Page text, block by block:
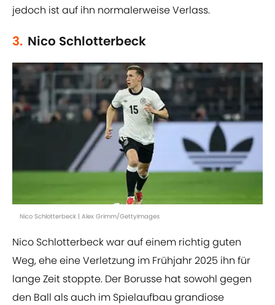
jedoch ist auf ihn normalerweise Verlass.
3. Nico Schlotterbeck
Nico Schlotterbeck | Alex Grimm/GettyImages
Nico Schlotterbeck war auf einem richtig guten
Weg, ehe eine Verletzung im Frühjahr 2025 ihn für
lange Zeit stoppte. Der Borusse hat sowohl gegen
den Ball als auch im Spielaufbau grandiose